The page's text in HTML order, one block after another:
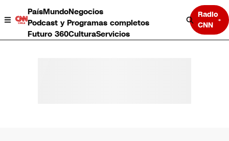
PaísMundoNegocios
Podcast y Programas completos
Futuro 360CulturaServicios
Radio
CNN